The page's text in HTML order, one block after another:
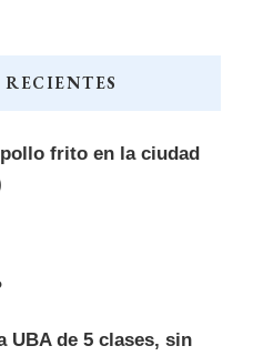
frito en la ciudad
UBA de 5 clases, sin